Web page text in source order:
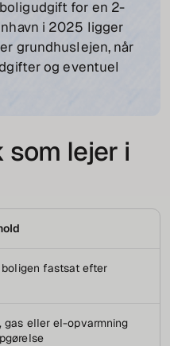
for en 2-
i 2025 ligger
grundhuslejen, når
og eventuel
lejer i
fastsat efter
gas eller el-opvarmning